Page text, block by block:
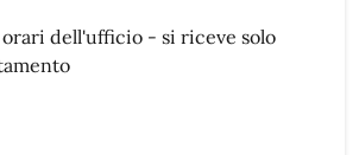
dell'ufficio - si riceve solo